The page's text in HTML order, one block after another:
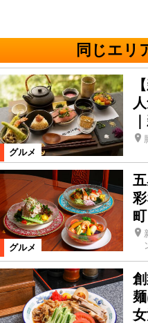
同じエリ
グルメ
グルメ
町